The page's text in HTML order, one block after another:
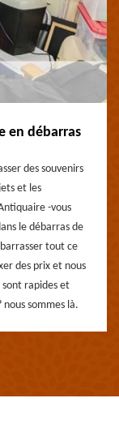
en débarras
des souvenirs
et les
-vous
le débarras de
tout ce
des prix et nous
sont rapides et
nous sommes là.